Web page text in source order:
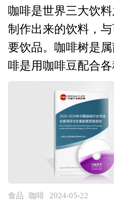
场需求和趋势，有
更有效率地巩固或
牢牢把握行业竞争
续发展优势。
（计划）最多的国
会发展的重要历史
建设战略目标，向
上启下的关键时期
义重大、影响深远
三五”以来社会经济
果作进一步研究，
问题和难题做深入
相关规划的制定和
目标和米酒发展方
行业发展提供准确
咖啡是世界三大饮
制作出来的饮料，
要饮品。咖啡树是
啡是用咖啡豆配合
的，而咖啡豆就是
适当的方法烘焙而
味道不应该是苦涩
啡时会严谨地进行
咖啡在味觉上会呈
厚度或是干净度。
们不再满足于普通
食品 咖啡 2024-05-22